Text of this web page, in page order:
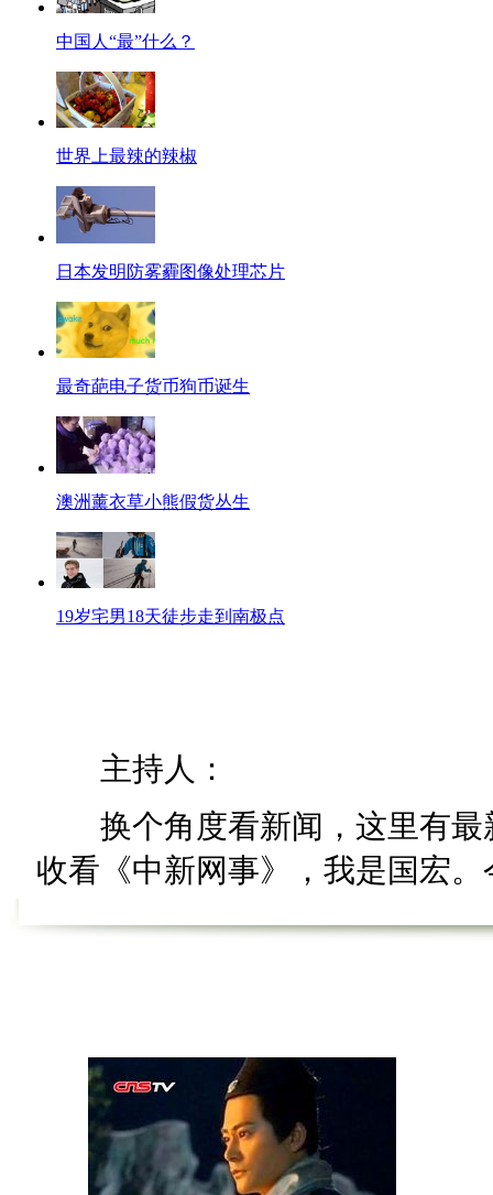
中国人“最”什么？
世界上最辣的辣椒
日本发明防雾霾图像处理芯片
最奇葩电子货币狗币诞生
澳洲薰衣草小熊假货丛生
19岁宅男18天徒步走到南极点
主持人：
换个角度看新闻，这里有最
收看《中新网事》，我是国宏
近日，浙江的张小姐偶然听
油。而专家表示头发含蛋白成
用化学水解的方法，制作氨基